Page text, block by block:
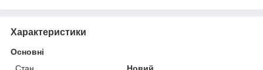
Характеристики
Основні
Стан
Новий